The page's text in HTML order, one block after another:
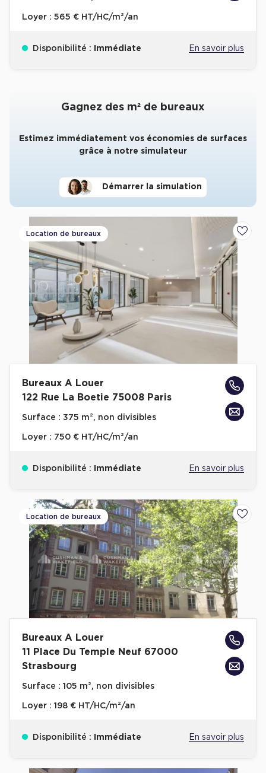
Loyer : 565 € HT/HC/m²/an
Disponibilité : Immédiate En savoir plus
Gagnez des m² de bureaux
Estimez immédiatement vos économies de surfaces
grâce à notre simulateur
Démarrer la simulation
Location de bureaux
Bureaux A Louer
122 Rue La Boetie 75008 Paris
Surface : 375 m², non divisibles
Loyer : 750 € HT/HC/m²/an
Disponibilité : Immédiate En savoir plus
Location de bureaux
Bureaux A Louer
11 Place Du Temple Neuf 67000
Strasbourg
Surface : 105 m², non divisibles
Loyer : 198 € HT/HC/m²/an
Disponibilité : Immédiate En savoir plus